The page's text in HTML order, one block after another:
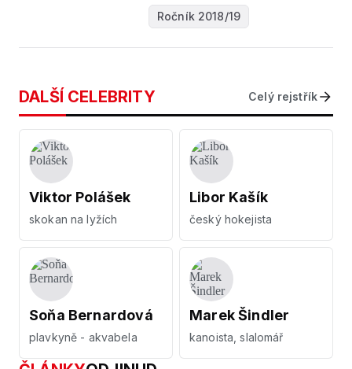
Ročník 2018/19
DALŠÍ CELEBRITY Celý rejstřík
Viktor Polášek
skokan na lyžích
Libor Kašík
český hokejista
Soňa Bernardová
plavkyně - akvabela
Marek Šindler
kanoista, slalomář